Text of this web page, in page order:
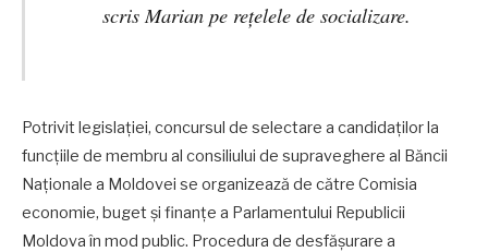
scris Marian pe rețelele de socializare.
Potrivit legislației, concursul de selectare a candidaților la
funcțiile de membru al consiliului de supraveghere al Băncii
Naționale a Moldovei se organizează de către Comisia
economie, buget și finanțe a Parlamentului Republicii
Moldova în mod public. Procedura de desfășurare a